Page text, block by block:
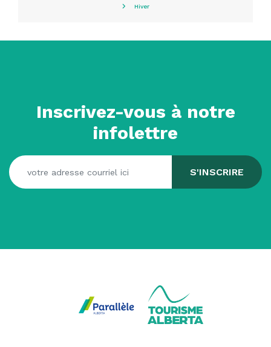
Hiver
Inscrivez-vous à notre
infolettre